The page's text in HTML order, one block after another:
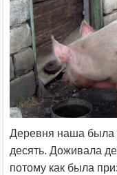
Деревня наша была
десять. Доживала
потому как была